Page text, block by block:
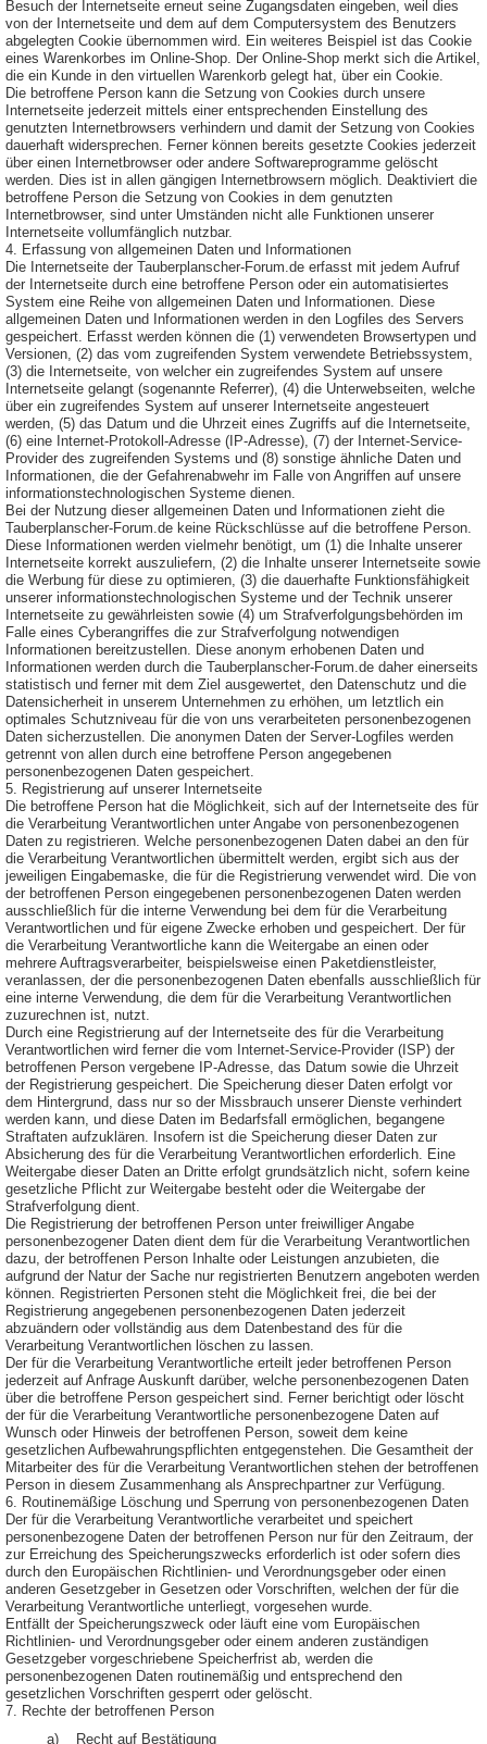
Besuch der Internetseite erneut seine Zugangsdaten eingeben, weil dies
von der Internetseite und dem auf dem Computersystem des Benutzers
abgelegten Cookie übernommen wird. Ein weiteres Beispiel ist das Cookie
eines Warenkorbes im Online-Shop. Der Online-Shop merkt sich die Artikel,
die ein Kunde in den virtuellen Warenkorb gelegt hat, über ein Cookie.
Die betroffene Person kann die Setzung von Cookies durch unsere
Internetseite jederzeit mittels einer entsprechenden Einstellung des
genutzten Internetbrowsers verhindern und damit der Setzung von Cookies
dauerhaft widersprechen. Ferner können bereits gesetzte Cookies jederzeit
über einen Internetbrowser oder andere Softwareprogramme gelöscht
werden. Dies ist in allen gängigen Internetbrowsern möglich. Deaktiviert die
betroffene Person die Setzung von Cookies in dem genutzten
Internetbrowser, sind unter Umständen nicht alle Funktionen unserer
Internetseite vollumfänglich nutzbar.
4. Erfassung von allgemeinen Daten und Informationen
Die Internetseite der Tauberplanscher-Forum.de erfasst mit jedem Aufruf
der Internetseite durch eine betroffene Person oder ein automatisiertes
System eine Reihe von allgemeinen Daten und Informationen. Diese
allgemeinen Daten und Informationen werden in den Logfiles des Servers
gespeichert. Erfasst werden können die (1) verwendeten Browsertypen und
Versionen, (2) das vom zugreifenden System verwendete Betriebssystem,
(3) die Internetseite, von welcher ein zugreifendes System auf unsere
Internetseite gelangt (sogenannte Referrer), (4) die Unterwebseiten, welche
über ein zugreifendes System auf unserer Internetseite angesteuert
werden, (5) das Datum und die Uhrzeit eines Zugriffs auf die Internetseite,
(6) eine Internet-Protokoll-Adresse (IP-Adresse), (7) der Internet-Service-
Provider des zugreifenden Systems und (8) sonstige ähnliche Daten und
Informationen, die der Gefahrenabwehr im Falle von Angriffen auf unsere
informationstechnologischen Systeme dienen.
Bei der Nutzung dieser allgemeinen Daten und Informationen zieht die
Tauberplanscher-Forum.de keine Rückschlüsse auf die betroffene Person.
Diese Informationen werden vielmehr benötigt, um (1) die Inhalte unserer
Internetseite korrekt auszuliefern, (2) die Inhalte unserer Internetseite sowie
die Werbung für diese zu optimieren, (3) die dauerhafte Funktionsfähigkeit
unserer informationstechnologischen Systeme und der Technik unserer
Internetseite zu gewährleisten sowie (4) um Strafverfolgungsbehörden im
Falle eines Cyberangriffes die zur Strafverfolgung notwendigen
Informationen bereitzustellen. Diese anonym erhobenen Daten und
Informationen werden durch die Tauberplanscher-Forum.de daher einerseits
statistisch und ferner mit dem Ziel ausgewertet, den Datenschutz und die
Datensicherheit in unserem Unternehmen zu erhöhen, um letztlich ein
optimales Schutzniveau für die von uns verarbeiteten personenbezogenen
Daten sicherzustellen. Die anonymen Daten der Server-Logfiles werden
getrennt von allen durch eine betroffene Person angegebenen
personenbezogenen Daten gespeichert.
5. Registrierung auf unserer Internetseite
Die betroffene Person hat die Möglichkeit, sich auf der Internetseite des für
die Verarbeitung Verantwortlichen unter Angabe von personenbezogenen
Daten zu registrieren. Welche personenbezogenen Daten dabei an den für
die Verarbeitung Verantwortlichen übermittelt werden, ergibt sich aus der
jeweiligen Eingabemaske, die für die Registrierung verwendet wird. Die von
der betroffenen Person eingegebenen personenbezogenen Daten werden
ausschließlich für die interne Verwendung bei dem für die Verarbeitung
Verantwortlichen und für eigene Zwecke erhoben und gespeichert. Der für
die Verarbeitung Verantwortliche kann die Weitergabe an einen oder
mehrere Auftragsverarbeiter, beispielsweise einen Paketdienstleister,
veranlassen, der die personenbezogenen Daten ebenfalls ausschließlich für
eine interne Verwendung, die dem für die Verarbeitung Verantwortlichen
zuzurechnen ist, nutzt.
Durch eine Registrierung auf der Internetseite des für die Verarbeitung
Verantwortlichen wird ferner die vom Internet-Service-Provider (ISP) der
betroffenen Person vergebene IP-Adresse, das Datum sowie die Uhrzeit
der Registrierung gespeichert. Die Speicherung dieser Daten erfolgt vor
dem Hintergrund, dass nur so der Missbrauch unserer Dienste verhindert
werden kann, und diese Daten im Bedarfsfall ermöglichen, begangene
Straftaten aufzuklären. Insofern ist die Speicherung dieser Daten zur
Absicherung des für die Verarbeitung Verantwortlichen erforderlich. Eine
Weitergabe dieser Daten an Dritte erfolgt grundsätzlich nicht, sofern keine
gesetzliche Pflicht zur Weitergabe besteht oder die Weitergabe der
Strafverfolgung dient.
Die Registrierung der betroffenen Person unter freiwilliger Angabe
personenbezogener Daten dient dem für die Verarbeitung Verantwortlichen
dazu, der betroffenen Person Inhalte oder Leistungen anzubieten, die
aufgrund der Natur der Sache nur registrierten Benutzern angeboten werden
können. Registrierten Personen steht die Möglichkeit frei, die bei der
Registrierung angegebenen personenbezogenen Daten jederzeit
abzuändern oder vollständig aus dem Datenbestand des für die
Verarbeitung Verantwortlichen löschen zu lassen.
Der für die Verarbeitung Verantwortliche erteilt jeder betroffenen Person
jederzeit auf Anfrage Auskunft darüber, welche personenbezogenen Daten
über die betroffene Person gespeichert sind. Ferner berichtigt oder löscht
der für die Verarbeitung Verantwortliche personenbezogene Daten auf
Wunsch oder Hinweis der betroffenen Person, soweit dem keine
gesetzlichen Aufbewahrungspflichten entgegenstehen. Die Gesamtheit der
Mitarbeiter des für die Verarbeitung Verantwortlichen stehen der betroffenen
Person in diesem Zusammenhang als Ansprechpartner zur Verfügung.
6. Routinemäßige Löschung und Sperrung von personenbezogenen Daten
Der für die Verarbeitung Verantwortliche verarbeitet und speichert
personenbezogene Daten der betroffenen Person nur für den Zeitraum, der
zur Erreichung des Speicherungszwecks erforderlich ist oder sofern dies
durch den Europäischen Richtlinien- und Verordnungsgeber oder einen
anderen Gesetzgeber in Gesetzen oder Vorschriften, welchen der für die
Verarbeitung Verantwortliche unterliegt, vorgesehen wurde.
Entfällt der Speicherungszweck oder läuft eine vom Europäischen
Richtlinien- und Verordnungsgeber oder einem anderen zuständigen
Gesetzgeber vorgeschriebene Speicherfrist ab, werden die
personenbezogenen Daten routinemäßig und entsprechend den
gesetzlichen Vorschriften gesperrt oder gelöscht.
7. Rechte der betroffenen Person
a) Recht auf Bestätigung